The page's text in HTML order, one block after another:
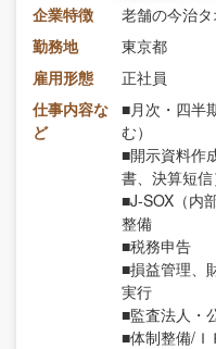
企業特徴
老舗の今治
勤務地
東京都
雇用形態
正社員
仕事内容な
ど
■⽉次・四半
む）
■開示資料作
書、決算短信
■J-SOX（内
整備
■税務申告
■損益管理、
実⾏
■監査法⼈・
■体制整備/Ｉ